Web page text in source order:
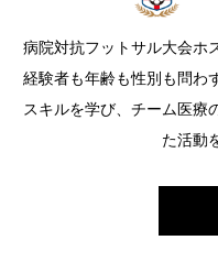
病院対抗フットサル大会ホ
経験者も年齢も性別も問わ
スキルを学び、チーム医療
た活動